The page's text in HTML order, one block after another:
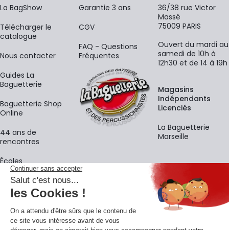
La BagShow
​Télécharger le
catalogue
Nous contacter
Guides La
Baguetterie
Baguetterie Shop
Online
44 ans de
rencontres
Écoles
Garantie 3 ans
CGV
FAQ - Questions
Fréquentes
36/38 rue Victor
Massé
75009 PARIS
Ouvert du mardi au
samedi de 10h à
12h30 et de 14 à 19h
Magasins
Indépendants
Licenciés
La Baguetterie
Marseille
La newsletter
Adresse e-mail
En vous inscrivant à notre newsletter, vous acceptez notre
confidentialité.